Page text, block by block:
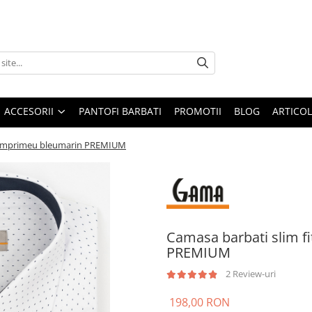
ACCESORII PANTOFI BARBATI PROMOTII BLOG
bleumarin PREMIUM
Camasa barbati slim
PREMIUM
2 Review-uri
198,00 RON